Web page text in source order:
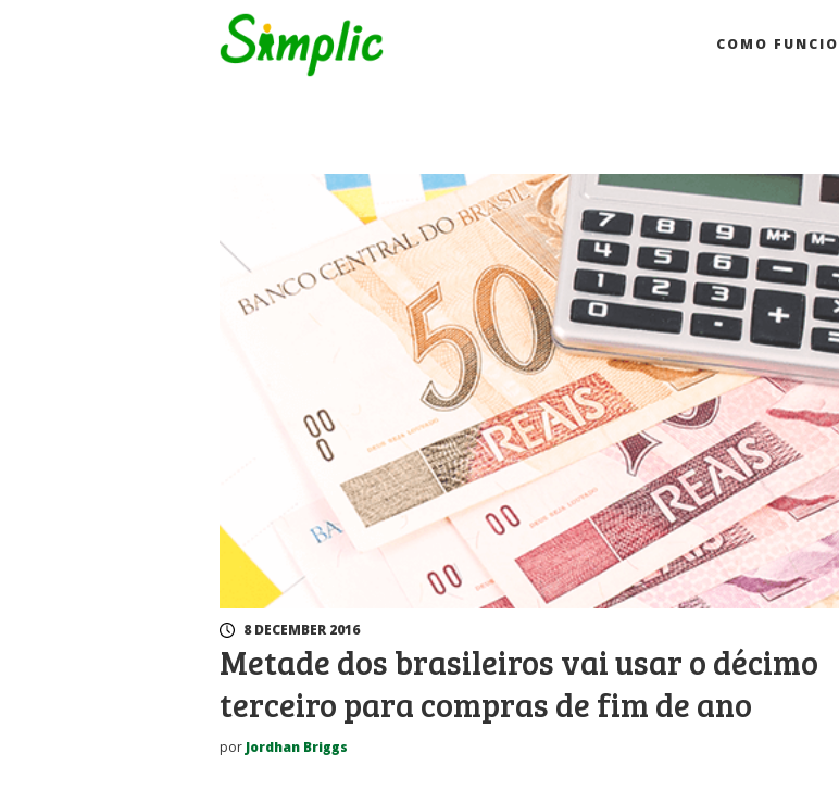
COMO
8 DECEMBER 2016
Metade dos brasileiros vai usar o décimo
terceiro para compras de fim de ano
por Jordhan Briggs